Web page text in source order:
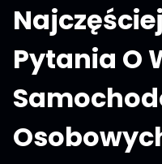
Pytania O